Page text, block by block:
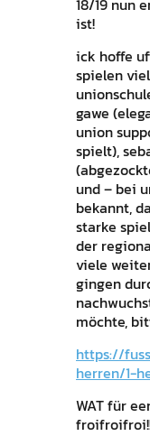
ist!
ick hoffe
spielen
gawe
union
spielt),
und – bei
bekannt,
starke
der
viele
gingen
möchte,
https://
herren/1-
WAT für